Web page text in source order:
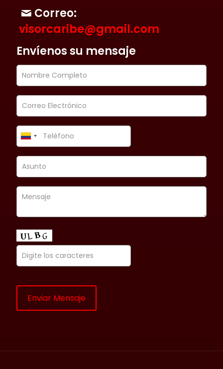
Correo:
visorcaribe@gmail.com
Envíenos su mensaje